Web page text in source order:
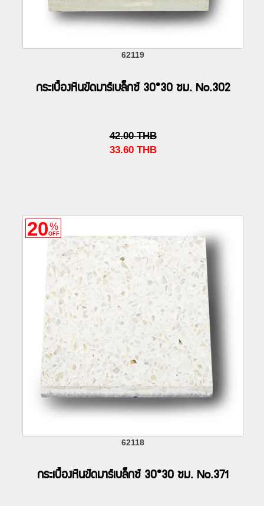
62119
กระเบื้องหินขัดมาร์เบล็กซ์ 30*30 ซม. No.302
42.00 THB
33.60 THB
20%
OFF
62118
กระเบื้องหินขัดมาร์เบล็กซ์ 30*30 ซม. No.371